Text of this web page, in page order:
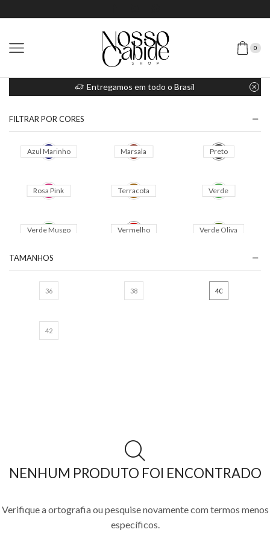
0
Entregamos em todo o Brasil
NENHUM PRODUTO FOI ENCONTRADO
Verifique a ortografia ou pesquise novamente com termos menos
específicos.
FILTRAR POR CORES
TAMANHOS
36 38 40
42